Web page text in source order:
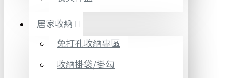
居家收納
免打孔收納專區
收納掛袋/掛勾